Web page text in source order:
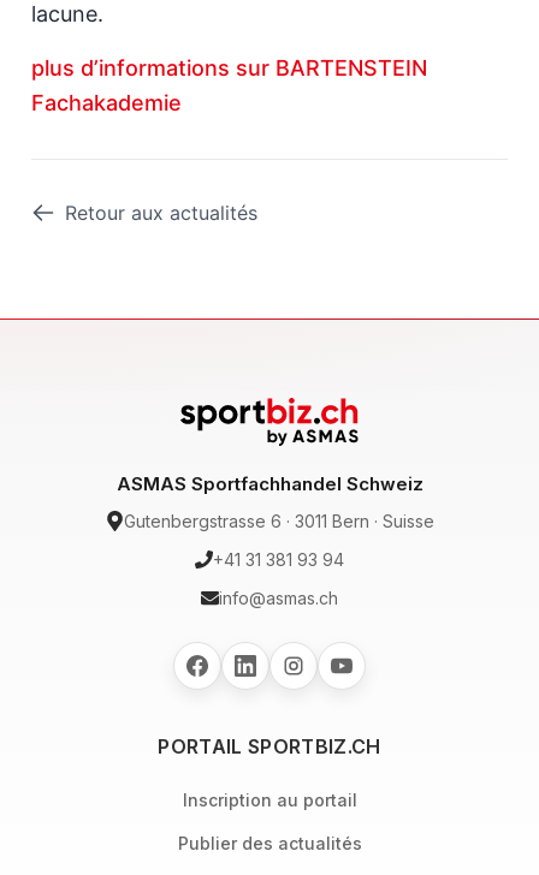
lacune.
plus d’informations sur BARTENSTEIN
Fachakademie
Retour aux actualités
ASMAS Sportfachhandel Schweiz
Gutenbergstrasse 6 · 3011 Bern · Suisse
+41 31 381 93 94
info@asmas.ch
PORTAIL SPORTBIZ.CH
Inscription au portail
Publier des actualités